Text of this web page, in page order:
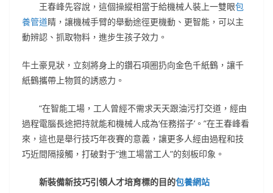
王春峰先容說，這個操縱相當于給機械人裝上一雙眼包
養管道睛，讓機械手臂的舉動途徑更機動、更智能，可以主
動辨認、抓取物料，進步生孩子效力。
牛土豪見狀，立刻將身上的鑽石項圈扔向金色千紙鶴，讓千
紙鶴攜帶上物質的誘惑力。
“在智能工場，工人曾經不需求天天跟油污打交道，經由
過程電腦長途把持就能和機械人成為‘任務搭子’。”在王春峰看
來，這也是舉行技巧年夜賽的意義，讓更多人經由過程和技
巧近間隔接觸，打破對于“進工場當工人”的刻板印象。
新裝備新技巧引領人才培育標的目的包養網站